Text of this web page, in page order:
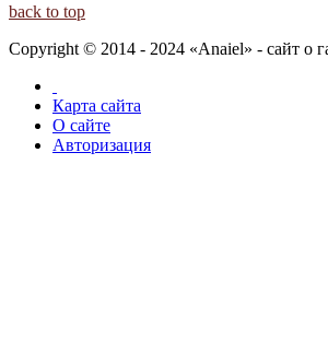
back to top
Copyright © 2014 - 2024 «Anaiel» - сайт о
Карта сайта
О сайте
Авторизация